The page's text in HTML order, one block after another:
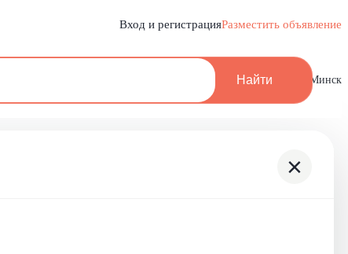
Вход и регистрацияРазместить объявление
Найти Минск
×